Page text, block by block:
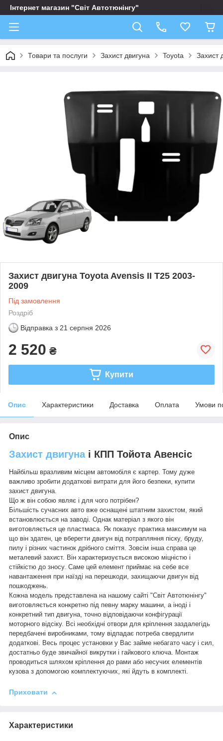
Інтернет магазин "Світ Автотюнінгу"
Товари та послуги Захист двигуна Toyota Захист
Захист двигуна Toyota Avensis II T25 2003-
2009
Під замовлення
Роздріб
Відправка з 21 серпня 2026
2 520 ₴
Купити
Опис Характеристики Доставка Оплата Умови
Опис
Захист двигунаі КПП Тойота Авенсіс
Найбільш вразливим місцем автомобіля є картер. Тому дуже
важливо зробити додаткові витрати для його безпеки, купити
захист двигуна.
Що ж він собою являє і для чого потрібен?
Більшість сучасних авто вже оснащені штатним захистом, який
встановлюється на заводі. Однак матеріал з якого він
виготовляється це пластмаса. Як показує практика максимум на
що він здатен, це вберегти двигун від потрапляння піску, бруду,
пилу і різних частинок дрібного сміття. Зовсім інша справа це
металевий захист. Він характеризується високою міцністю і
стійкістю до зносу. Саме цей елемент приймає на себе все
навантаження при наїзді на перешкоди, захищаючи двигун від
пошкоджень.
Кожна модель представлена на нашому сайті "Світ Автотюнінгу"
виготовляється конкретно під певну марку машини, а іноді і
конкретний тип двигуна, точно відповідаючи конфігурації
моторного відсіку. Всі необхідні отвори для кріплення заздалегідь
передбачені виробниками, тому відпадає потреба свердлити
додаткові. Весь процес установки у Вас займе небагато часу і сил,
достатньо буде звичайної викрутки і гайкового ключа. Монтаж
проводиться шляхом кріплення до рами або несучих елементів
кузова з допомогою комплектуючих, які йдуть в комплекті.
Приховати
Характеристики